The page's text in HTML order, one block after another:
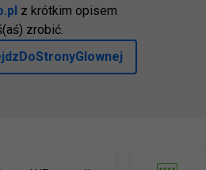
z krótkim opisem
zrobić.